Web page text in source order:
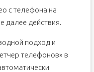
с телефона на
далее действия.
подход и
телефонов» в